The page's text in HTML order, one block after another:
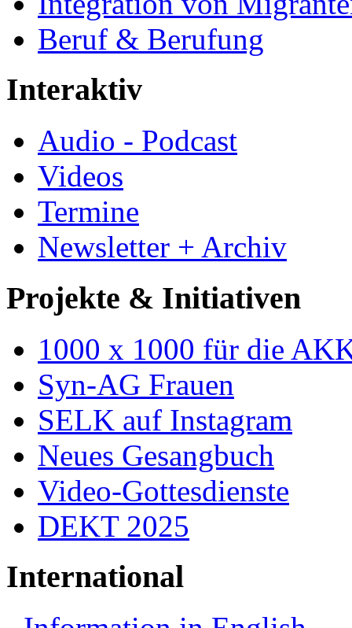
Beruf & Berufung
Interaktiv
Audio - Podcast
Videos
Termine
Newsletter + Archiv
Projekte & Initiativen
1000 x 1000 für die
Syn-AG Frauen
SELK auf Instagram
Neues Gesangbuch
Video-Gottesdienste
DEKT 2025
International